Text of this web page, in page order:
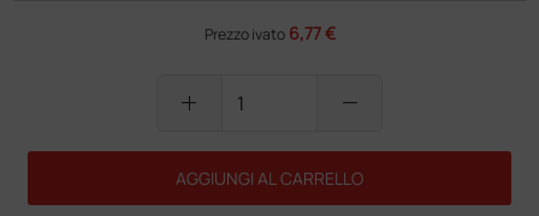
Prezzo ivato 6,77 €
add remove
AGGIUNGI AL CARRELLO